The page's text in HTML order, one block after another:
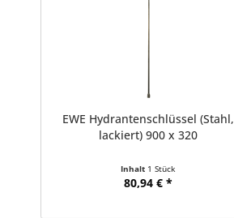
EWE Hydrantenschlüssel (Stahl,
lackiert) 900 x 320
Inhalt 1 Stück
80,94 € *